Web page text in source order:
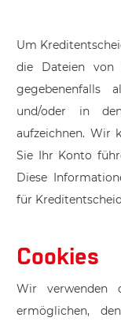
Um
die Dateien von
gegebenenfalls
und/oder in
aufzeichnen. Wir
Sie Ihr Konto
Diese
für
Cookies
Wir verwenden
ermöglichen,